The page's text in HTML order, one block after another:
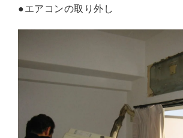
●エアコンの取り外し